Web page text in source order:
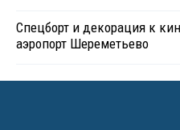
Спецборт и декорация к
аэропорт Шереметьево